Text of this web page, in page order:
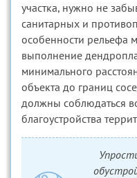
участка, нужно не
санитарных и
особенности рельефа
выполнение
минимального
объекта до границ
должны соблюдаться
благоустройства